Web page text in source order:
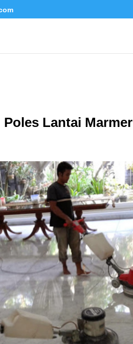
Lantai Marmer